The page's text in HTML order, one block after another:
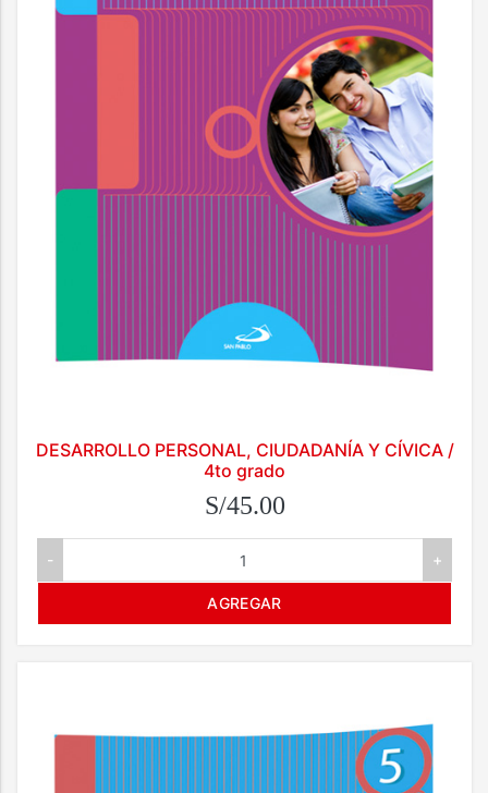
DESARROLLO PERSONAL, CIUDADANÍA Y CÍVICA /
4to grado
S/45.00
- +
AGREGAR